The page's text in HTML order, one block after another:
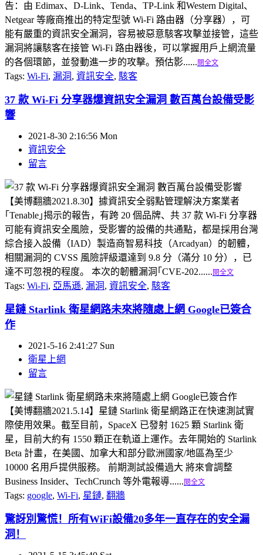
告：由 Edimax、D-Link、Tenda、TP-Link 和Western Digital、
Netgear 等廠商推出的特定型號 Wi-Fi 路由器（分享器），可
能有嚴重的資訊安全漏洞，容易被惡意駭客攻擊並接管，這些
漏洞將讓駭客在接管 Wi-Fi 路由器後，可以掌握用戶上網流量
的各個環節，並發動進一步的攻擊。預估影...... 閱全文
Tags: Wi-Fi, 漏洞 , 資訊安全, 駭客
37 款 Wi-Fi 分享器爆資訊安全漏洞 數百萬台設備受影
響
2021-8-30 2:16:56 Mon
資訊安全
留言
【美博翻牆2021.8.30】據資訊安全弱點管理解決方案業者
｢Tenable｣揭示的報告，有跨 20 個品牌、共 37 款 Wi-Fi 分享器
可能有資訊安全風險，受影響的設備的共通點，都是採用台灣
綜合接入設備（IAD）製造商智易科技（Arcadyan）的韌體，
相關漏洞的 CVSS 風險評級還達到 9.8 分（滿分 10 分），已
達不可忽視的程度。 本次的韌體漏洞｢CVE-202...... 閱全文
Tags: Wi-Fi, 亞馬遜, 漏洞 , 資訊安全, 駭客
星鏈 Starlink 衛星網路未來將隨處上網 Google已簽合
作
2021-5-16 2:41:27 Sun
衛星上網
留言
【美博翻牆2021.5.14】星鏈 Starlink 衛星網路正在快速測試實
際使用效果。截至目前，SpaceX 已發射 1625 顆 Starlink 衛
星，目前大約有 1550 顆正在軌道上運作。去年開始的 Starlink
Beta 計畫，在美國、加拿大和部分歐洲國家/地區為至少
10000 名用戶提供服務。 前期測試設備過大 將來會調整
Business Insider、TechCrunch 等外電報導...... 閱全文
Tags: google, Wi-Fi, 星鏈, 翻牆
驚訝別驚慌！所有WiFi設備20多年一直存在的安全漏
洞！